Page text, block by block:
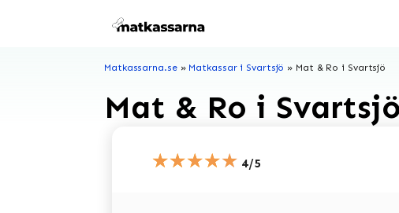
Matkassarna.se» Matkassar i Svartsjö » Mat & Ro i Svartsjö
Mat & Ro i Svartsjö
★★★★★ 4/5